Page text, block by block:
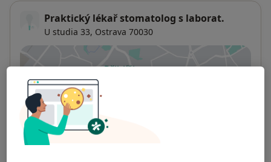
Praktický lékař stomatolog s laborat.
U studia 33, Ostrava 70030
Přiblížit mapu
Dostupnost
Na této adrese online kalendář není aktivní
Co mám v takové situaci udělat?